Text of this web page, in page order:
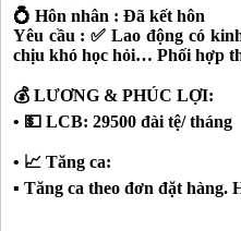
💍 Hôn nhân : Đã kết hôn
Yêu cầu : ✅ Lao động có
chịu khó học hỏi… Phối hợp
💰 LƯƠNG & PHÚC LỢI:
• 💵 LCB: 29500 đài tệ/ tháng
• 📈 Tăng ca:
▪️ Tăng ca theo đơn đặt hàng.